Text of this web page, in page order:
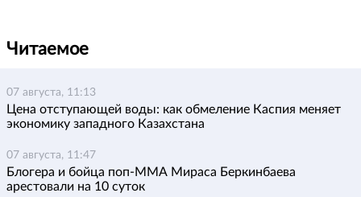
Читаемое
07 августа, 11:13
Цена отступающей воды: как обмеление Каспия меняет
экономику западного Казахстана
07 августа, 11:47
Блогера и бойца поп-ММА Мираса Беркинбаева
арестовали на 10 суток